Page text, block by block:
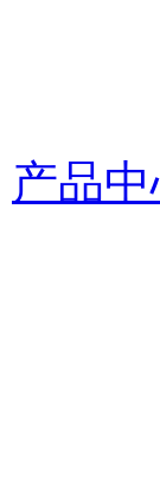
产品